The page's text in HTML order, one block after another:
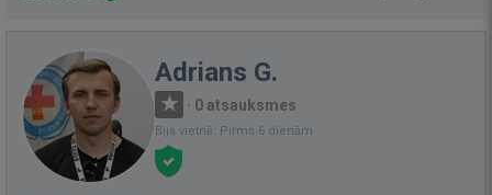
Adrians G.
· 0 atsauksmes
Bija vietnē: Pirms 6 dienām